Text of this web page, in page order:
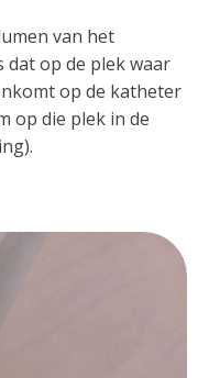
van het
dat op de plek waar
op de katheter
op die plek in de